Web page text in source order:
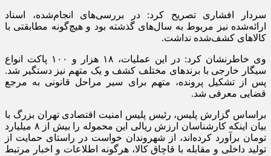
سردار افشاری تصریح کرد: در بررسی‌های انجام‌شده، اسناد
ارائه‌شده نیز مربوط به سال‌های گذشته بود و هیچ‌گونه مطابقتی با
کالاهای کشف‌شده نداشت.
وی خاطرنشان کرد: در این عملیات، ۱۸ هزار و ۱۰۰ پاکت انواع
سیگار خارجی با برندهای مختلف کشف و یک متهم نیز دستگیر شد.
پس از تشکیل پرونده، متهم برای سیر مراحل قانونی به مرجع
قضایی معرفی شد.
براساس گزارش پلیس، رئیس پلیس امنیت اقتصادی تهران بزرگ با
بیان اینکه کارشناسان ارزش ریالی این محموله را بیش از ۸ میلیارد
تومان برآورد کرده‌اند، از شهروندان خواست در راستای حمایت از
تولید داخلی و مقابله با قاچاق کالا، هرگونه اطلاعات و اخبار مرتبط